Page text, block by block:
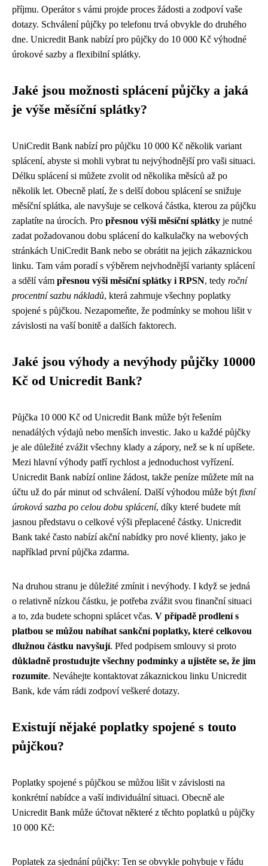
příjmu. Operátor s vámi projde proces žádosti a zodpoví vaše
dotazy. Schválení půjčky po telefonu trvá obvykle do druhého
dne. Unicredit Bank nabízí pro půjčky do 10 000 Kč výhodné
úrokové sazby a flexibilní splátky.
Jaké jsou možnosti splácení půjčky a jaká
je výše měsíční splátky?
UniCredit Bank nabízí pro půjčku 10 000 Kč několik variant
splácení, abyste si mohli vybrat tu nejvýhodnější pro vaši situaci.
Délku splácení si můžete zvolit od několika měsíců až po
několik let. Obecně platí, že s delší dobou splácení se snižuje
měsíční splátka, ale navyšuje se celková částka, kterou za půjčku
zaplatíte na úrocích. Pro přesnou výši měsíční splátky je nutné
zadat požadovanou dobu splácení do kalkulačky na webových
stránkách UniCredit Bank nebo se obrátit na jejich zákaznickou
linku. Tam vám poradí s výběrem nejvhodnější varianty splácení
a sdělí vám přesnou výši měsíční splátky i RPSN, tedy roční
procentní sazbu nákladů, která zahrnuje všechny poplatky
spojené s půjčkou. Nezapomeňte, že podmínky se mohou lišit v
závislosti na vaší bonitě a dalších faktorech.
Jaké jsou výhody a nevýhody půjčky 10000
Kč od Unicredit Bank?
Půjčka 10 000 Kč od Unicredit Bank může být řešením
nenadálých výdajů nebo menších investic. Jako u každé půjčky
je ale důležité zvážit všechny klady a zápory, než se k ní upíšete.
Mezi hlavní výhody patří rychlost a jednoduchost vyřízení.
Unicredit Bank nabízí online žádost, takže peníze můžete mít na
účtu už do pár minut od schválení. Další výhodou může být fixní
úroková sazba po celou dobu splácení, díky které budete mít
jasnou představu o celkové výši přeplacené částky. Unicredit
Bank také často nabízí akční nabídky pro nové klienty, jako je
například první půjčka zdarma.
Na druhou stranu je důležité zmínit i nevýhody. I když se jedná
o relativně nízkou částku, je potřeba zvážit svou finanční situaci
a to, zda budete schopni splácet včas. V případě prodlení s
platbou se můžou nabíhat sankční poplatky, které celkovou
dlužnou částku navyšují. Před podpisem smlouvy si proto
důkladně prostudujte všechny podmínky a ujistěte se, že jim
rozumíte. Neváhejte kontaktovat zákaznickou linku Unicredit
Bank, kde vám rádi zodpoví veškeré dotazy.
Existují nějaké poplatky spojené s touto
půjčkou?
Poplatky spojené s půjčkou se můžou lišit v závislosti na
konkrétní nabídce a vaší individuální situaci. Obecně ale
Unicredit Bank může účtovat některé z těchto poplatků u půjčky
10 000 Kč:
Poplatek za sjednání půjčky: Ten se obvykle pohybuje v řádu